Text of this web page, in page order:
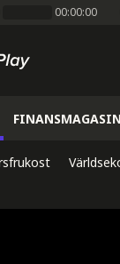
00:00:00